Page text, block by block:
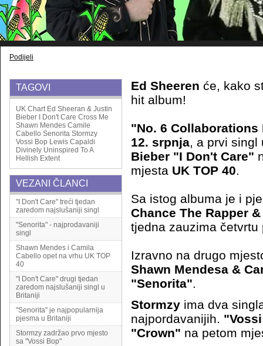
Podijeli
TAGOVI
UK Chart Ed Sheeran & Justin
Bieber
I Don't Care Cross Me
Shawn Mendes Camile
Cabello Senorita Stormzy
Vossi Bop Lewis Capaldi
Divinely Uninspired To A
Hellish Extent
VEZANI ČLANCI
"I Don't Care" treći tjedan
zaredom najslušaniji singl
"Senorita" - najprodavaniji
singl
Shawn Mendes i Camila
Cabello opet na vrhu UK TOP
40
"I Don't Care" drugi tjedan
zaredom najslušaniji singl u
Britaniji
"Senorita" je najpopularnija
pjesma u Britaniji
Stormzy zadržao prvo mjesto
sa "Vossi Bop"
Ed Sheeren će, kako
hit album!
"No. 6 Collaborations
12. srpnja, a prvi
Bieber "I Don't Care"
mjesta UK TOP 40.
Sa istog albuma je i
Chance The Rapper
tjedna zauzima četvrtu
Izravno na drugo
Shawn Mendesa &
"Senorita".
Stormzy ima dva
najpordavanijih.
"Crown" na petom